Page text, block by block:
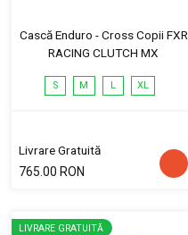
Cască Enduro - Cross Copii FXR
RACING CLUTCH MX
S M L XL
Livrare Gratuită
765.00 RON
LIVRARE GRATUITĂ